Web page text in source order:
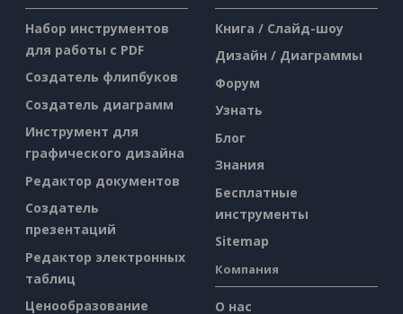
Набор инструментов
для работы с PDF
Создатель флипбуков
Создатель диаграмм
Инструмент для
графического дизайна
Редактор документов
Создатель
презентаций
Редактор электронных
таблиц
Ценообразование
Книга / Слайд-шоу
Дизайн / Диаграммы
Форум
Узнать
Блог
Знания
Бесплатные
инструменты
Sitemap
Компания
О нас